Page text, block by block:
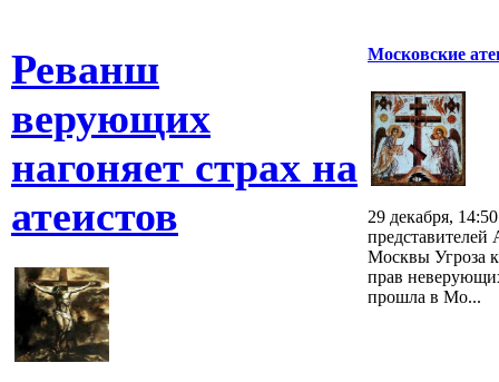
Реванш
верующих
нагоняет страх на
атеистов
Московские
29 декабря,
представителей
Москвы Угроза
прав
прошла в Мо...